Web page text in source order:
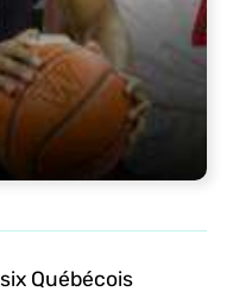
Québécois